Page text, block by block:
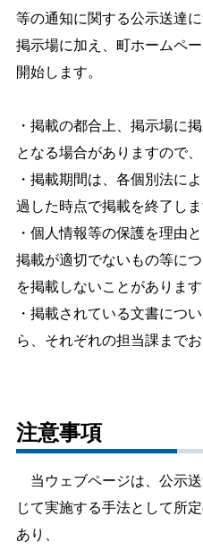
しごと・産業
色
等の通知に関する公示送達
掲示場に加え、町ホームペ
開始します。
・掲載の都合上、掲示場に
となる場合がありますので、
・掲載期間は、各個別法に
過した時点で掲載を終了しま
・個人情報等の保護を理由
掲載が適切でないもの等に
を掲載しないことがあります
・掲載されている文書につ
ら、それぞれの担当課まで
注意事項
当ウェブページは、公示
じて実施する手法として所
あり、